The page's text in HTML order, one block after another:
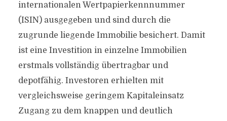
internationalen Wertpapierkennnummer
(ISIN) ausgegeben und sind durch die
zugrunde liegende Immobilie besichert. Damit
ist eine Investition in einzelne Immobilien
erstmals vollständig übertragbar und
depotfähig. Investoren erhielten mit
vergleichsweise geringem Kapitaleinsatz
Zugang zu dem knappen und deutlich